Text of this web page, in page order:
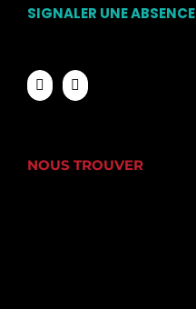
SIGNALER UNE ABSENCE
NOUS TROUVER